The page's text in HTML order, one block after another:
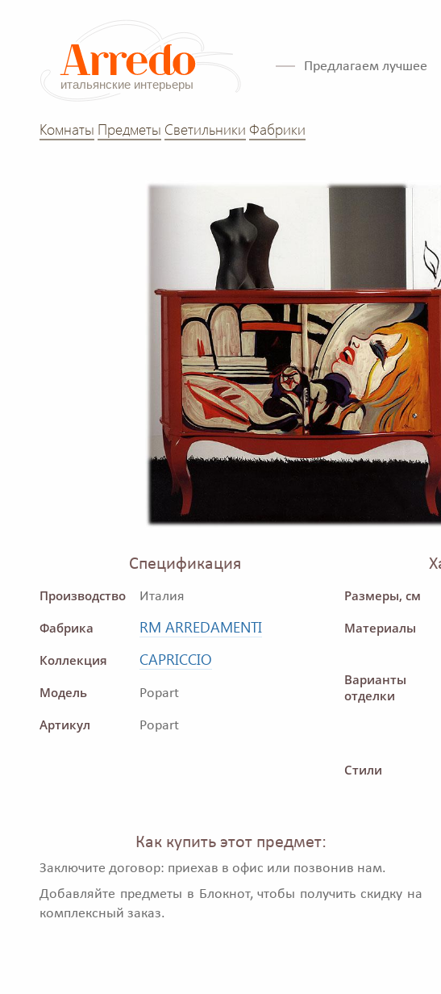
Предлагаем лучшее
Комнаты Предметы Светильники Фабрики
Спецификация
Производство Италия
Фабрика RM ARREDAMENTI
Коллекция CAPRICCIO
Модель Popart
Артикул Popart
Размеры, см
Материалы
Варианты
отделки
Стили
Как купить этот предмет:
Заключите договор: приехав в офис или позвонив нам.
Добавляйте предметы в Блокнот, чтобы получить скидку на
комплексный заказ.